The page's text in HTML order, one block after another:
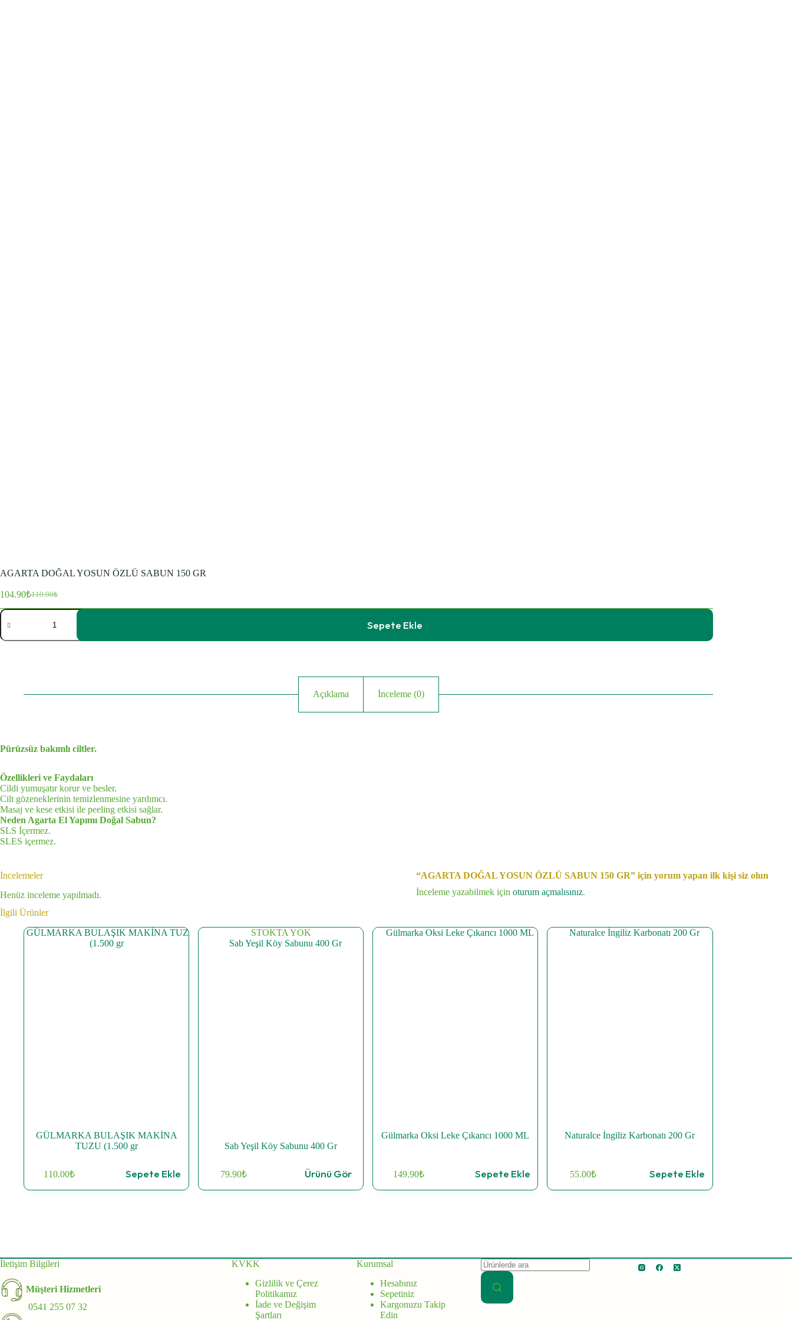
AGARTA DOĞAL YOSUN ÖZLÜ SABUN 150 GR
119.90₺
Orijinal
fiyat:
119.90₺.
104.90₺Şu
andaki
AGARTA
DOĞAL
ÖZLÜ
Sepete Ekle
Açıklama İnceleme (0)
Pürüzsüz bakımlı ciltler.
Özellikleri ve Faydaları
Cildi yumuşatır korur ve besler.
Cilt gözeneklerinin temizlenmesine yardımcı.
Masaj ve kese etkisi ile peeling etkisi sağlar.
Neden Agarta El Yapımı Doğal Sabun?
SLS İçermez.
SLES içermez.
İncelemeler
Henüz inceleme yapılmadı.
“AGARTA DOĞAL YOSUN ÖZLÜ SABUN 150 GR” için yorum yapan ilk kişi siz olun
İnceleme yazabilmek için oturum açmalısınız.
İlgili Ürünler
GÜLMARKA BULAŞIK MAKİNA
TUZU (1.500 gr
110.00₺ Sepete Ekle
STOKTA YOK
Sab Yeşil Köy Sabunu 400 Gr
79.90₺ Ürünü Gör
Gülmarka Oksi Leke Çıkarıcı 1000 ML
149.90₺ Sepete Ekle
Naturalce İngiliz Karbonatı 200 Gr
55.00₺ Sepete Ekle
İletişim Bilgileri
Müşteri Hizmetleri
0541 255 07 32
KVKK
Gizlilik ve Çerez
Politikamız
İade ve Değişim
Şartları
Kurumsal
Hesabınız
Sepetiniz
Kargonuzu Takip
Edin
Aranan: